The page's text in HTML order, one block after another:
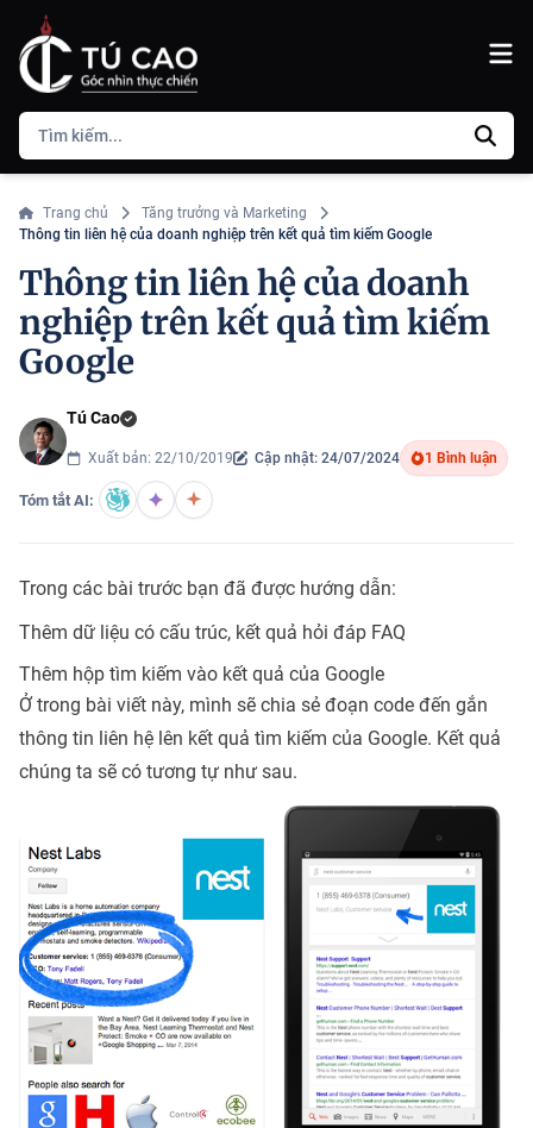
Trang chủ
Tăng trưởng và Marketing
Thông tin liên hệ của doanh nghiệp trên kết quả tìm kiếm Google
Thông tin liên hệ của doanh
nghiệp trên kết quả tìm kiếm
Google
Tú Cao
Xuất bản: 22/10/2019 Cập nhật: 24/07/2024 1 Bình luận
Tóm tắt AI:
Trong các bài trước bạn đã được hướng dẫn:
Thêm dữ liệu có cấu trúc, kết quả hỏi đáp FAQ
Thêm hộp tìm kiếm vào kết quả của Google
Ở trong bài viết này, mình sẽ chia sẻ đoạn code đến gắn
thông tin liên hệ lên kết quả tìm kiếm của Google. Kết quả
chúng ta sẽ có tương tự như sau.